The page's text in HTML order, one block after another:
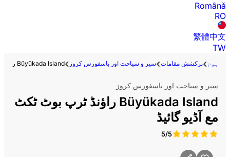
Română
RO
繁體中文
TW
ہوم پرکشش مقامات سیر و سیاحت اور باسفورس کروز Büyükada Island راؤنڈ ٹرپ بوٹ ٹکٹ مع آڈیو گائیڈ
سیر و سیاحت اور باسفورس کروز
Büyükada Island راؤنڈ ٹرپ بوٹ ٹکٹ
مع آڈیو گائیڈ
5/5